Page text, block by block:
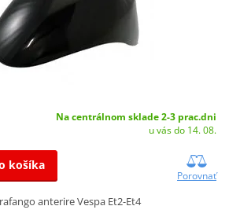
Na centrálnom sklade 2-3 prac.dni
u vás do 14. 08.
košíka
Porovnať
anterire Vespa Et2-Et4